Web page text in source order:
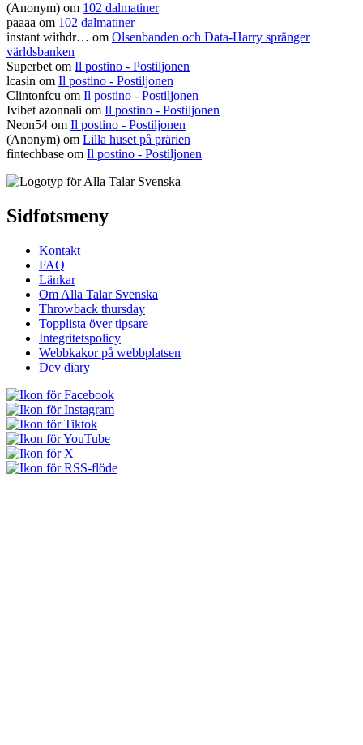
(Anonym) om 102 dalmatiner
paaaa om 102 dalmatiner
instant withdr… om Olsenbanden och Data-Harry spränger
världsbanken
Superbet om Il postino - Postiljonen
lcasin om Il postino - Postiljonen
Clintonfcu om Il postino - Postiljonen
Ivibet azonnali om Il postino - Postiljonen
Neon54 om Il postino - Postiljonen
(Anonym) om Lilla huset på prärien
fintechbase om Il postino - Postiljonen
Sidfotsmeny
Kontakt
FAQ
Länkar
Om Alla Talar Svenska
Throwback thursday
Topplista över tipsare
Integritetspolicy
Webbkakor på webbplatsen
Dev diary